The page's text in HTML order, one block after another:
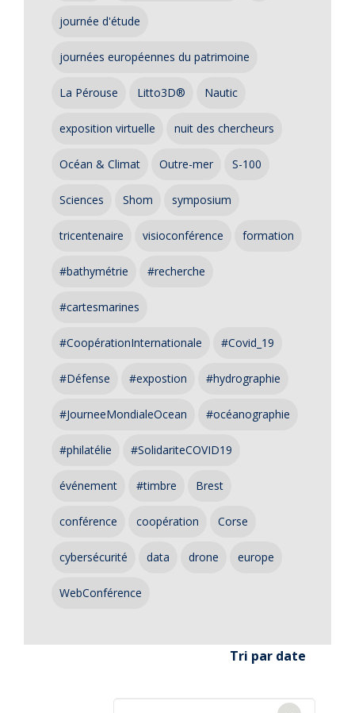
journée d'étude
journées européennes du patrimoine
La Pérouse Litto3D® Nautic
exposition virtuelle nuit des chercheurs
Océan & Climat Outre-mer S-100
Sciences Shom symposium
tricentenaire visioconférence formation
#bathymétrie #recherche
#cartesmarines
#CoopérationInternationale #Covid_19
#Défense #expostion #hydrographie
#JourneeMondialeOcean #océanographie
#philatélie #SolidariteCOVID19
événement #timbre Brest
conférence coopération Corse
cybersécurité data drone europe
WebConférence
Tri par date